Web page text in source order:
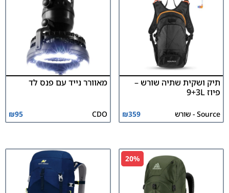
תיק ושקית שתיה שורש –
פיוז 9+3L
Source - שורש ₪359
מאוורר נייד עם פנס לד
CDO
₪95
20%